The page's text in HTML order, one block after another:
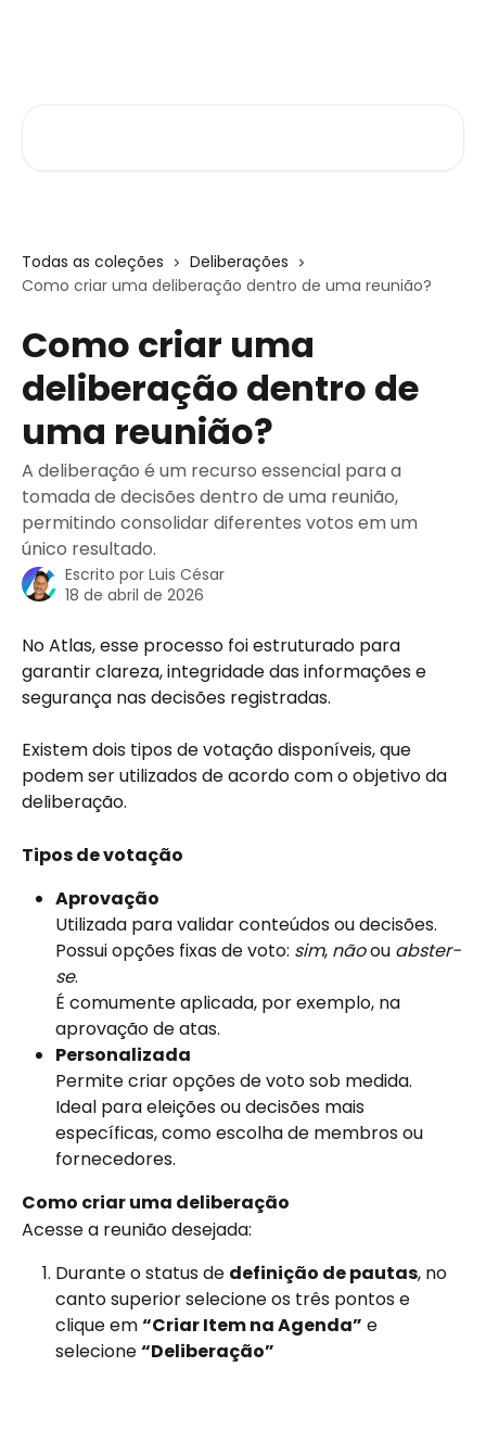
Todas as coleções
Deliberações
Como criar uma deliberação dentro de uma reunião?
Como criar uma
deliberação dentro de
uma reunião?
A deliberação é um recurso essencial para a
tomada de decisões dentro de uma reunião,
permitindo consolidar diferentes votos em um
único resultado.
Escrito por Luis César
18 de abril de 2026
No Atlas, esse processo foi estruturado para
garantir clareza, integridade das informações e
segurança nas decisões registradas.
Existem dois tipos de votação disponíveis, que
podem ser utilizados de acordo com o objetivo da
deliberação.
Tipos de votação
Aprovação
Utilizada para validar conteúdos ou decisões.
Possui opções fixas de voto: sim, não ou abster-
se.
É comumente aplicada, por exemplo, na
aprovação de atas.
Personalizada
Permite criar opções de voto sob medida.
Ideal para eleições ou decisões mais
específicas, como escolha de membros ou
fornecedores.
Como criar uma deliberação
Acesse a reunião desejada:
Durante o status de definição de pautas, no
canto superior selecione os três pontos e
clique em “Criar Item na Agenda” e
selecione “Deliberação”